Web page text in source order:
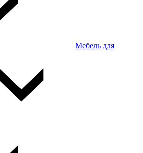
Мебель для